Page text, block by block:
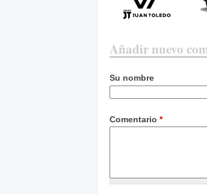
Añadir nuevo
Su nombre
Comentario *